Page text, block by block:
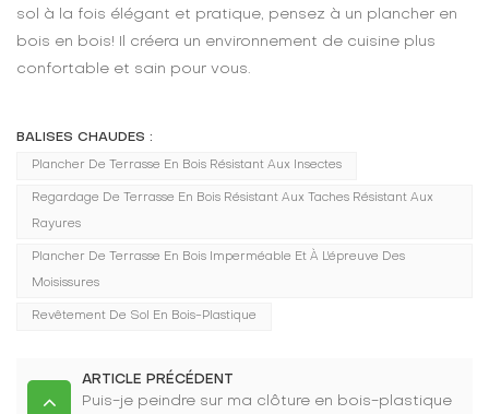
sol à la fois élégant et pratique, pensez à un plancher en
bois en bois! Il créera un environnement de cuisine plus
confortable et sain pour vous.
BALISES CHAUDES :
Plancher De Terrasse En Bois Résistant Aux Insectes
Regardage De Terrasse En Bois Résistant Aux Taches Résistant Aux
Rayures
Plancher De Terrasse En Bois Imperméable Et À L'épreuve Des
Moisissures
Revêtement De Sol En Bois-Plastique
ARTICLE PRÉCÉDENT
Puis-je peindre sur ma clôture en bois-plastique